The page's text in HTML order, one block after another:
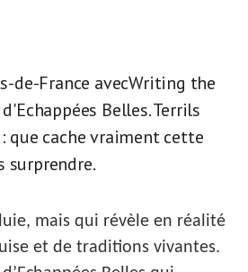
de-France avecWriting the
Belles. Terrils
que cache vraiment cette
surprendre.
mais qui révèle en réalité
et de traditions vivantes.